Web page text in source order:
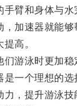
臂和身体与水
速器就能够
高。
游泳时更加稳
一个理想的选
，提升游泳技